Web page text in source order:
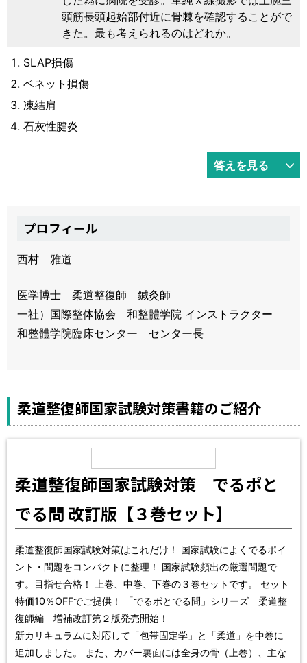
頭筋長頭起始部付近に骨棘を確認することがで
きた。最も考えられるのはどれか。
SLAP損傷
ベネット損傷
凍結肩
石灰性腱炎
答えを見る
プロフィール
西村 雅道
医学博士 柔道整復師 鍼灸師
一社）国際整体協会 和整體学院 インストラクター
和整體学院臨床センター センター長
柔道整復師国家試験対策書籍のご紹介
柔道整復師国家試験対策 でるポと
でる問 改訂版【３巻セット】
柔道整復師国家試験対策はこれだけ！ 国家試験によくでるポイ
ント・問題をコンパクトに整理！ 国家試験頻出の厳選問題で
す。目指せ合格！ 上巻、中巻、下巻の３巻セットです。 セット
特価10％OFFでご提供！ 「でるポとでる問」シリーズ 柔道整
復師編 増補改訂第２版発売開始！
新カリキュラムに対応して「包帯固定学」と「柔道」を中巻に
追加しました。 また、カバー裏面には全身の骨（上巻）、主な